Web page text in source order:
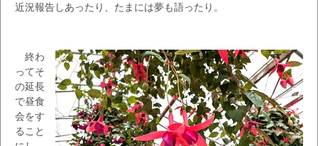
近況報告しあったり、たまには夢も語ったり。
終わ
ってそ
の延長
で昼食
会をす
ること